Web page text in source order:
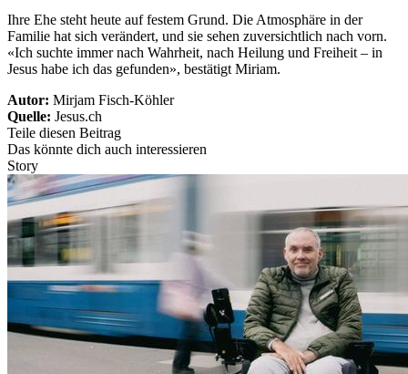
Ihre Ehe steht heute auf festem Grund. Die Atmosphäre in der
Familie hat sich verändert, und sie sehen zuversichtlich nach vorn.
«Ich suchte immer nach Wahrheit, nach Heilung und Freiheit – in
Jesus habe ich das gefunden», bestätigt Miriam.
Autor: Mirjam Fisch-Köhler
Quelle: Jesus.ch
Teile diesen Beitrag
Das könnte dich auch interessieren
Story